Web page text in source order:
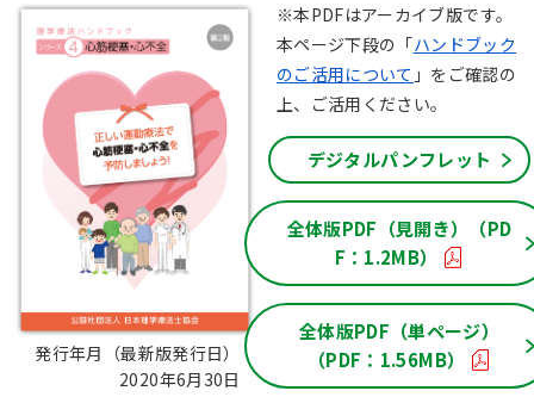
発行年月（最新版発行日）：
2020年6月30日
※本PDFはアーカイブ版です。
本ページ下段の「ハンドブック
のご活用について 」をご確認の
上、ご活用ください。
デジタルパンフレット
全体版PDF（見開き）（PD
F：1.2MB）
全体版PDF（単ページ）
（PDF：1.56MB）